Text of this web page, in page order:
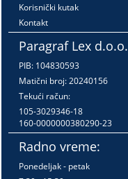
Korisnički kutak
Kontakt
Paragraf Lex d.o.o.
PIB: 104830593
Matični broj: 20240156
Tekući račun:
105-3029346-18
160-0000000380290-23
Radno vreme:
Ponedeljak - petak